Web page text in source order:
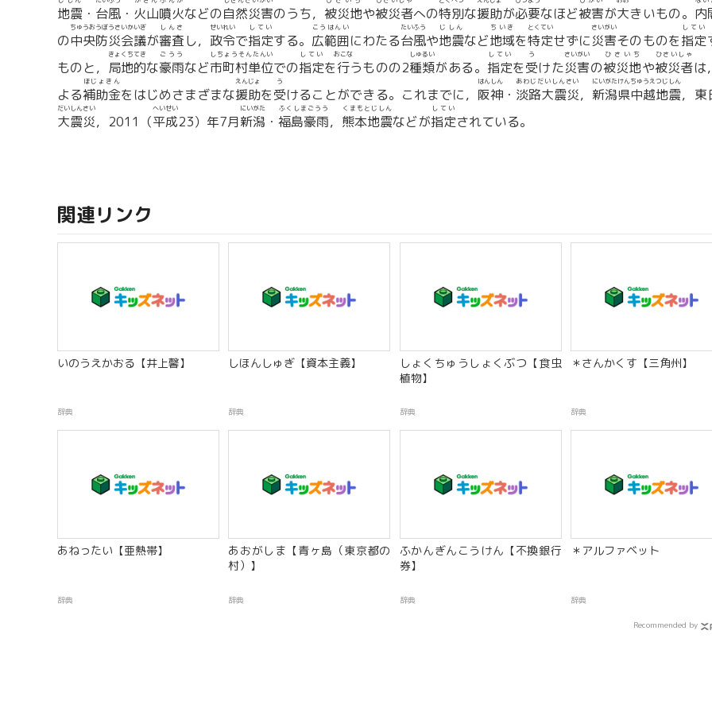
地震 ・ 台風 ・ 火山噴火などの自然災害のうち， 被災地や被災者への特別な援助が必要なほど被害が大きいもの。 内
の中央防災会議
ちゅうおうぼうさいかいぎ
が審査
しんさ
し， 政令
せいれい
で指定
してい
する。 広範囲
こうはんい
にわたる台風
たいふう
や地震
じしん
など地域
ちいき
を特定
とくてい
せずに災害
さいがい
そのものを指定
してい
ものと， 局地的
きょくちてき
な豪雨
ごうう
など市町村単位
しちょうそんたんい
での指定
してい
を行
おこな
うものの2種類
しゅるい
がある。 指定
してい
を受
う
けた災害
さいがい
の被災地
ひさいち
や被災者
ひさいしゃ
は
よる補助金
ほじょきん
をはじめさまざまな援助
えんじょ
を受
う
けることができる。これまでに， 阪神
はんしん
・ 淡路大震災
あわじだいしんさい
， 新潟県中越地震
にいがたけんちゅうえつじしん
，東
大震災
だいしんさい
，2011（平成
へいせい
23）年7月新潟
にいがた
・ 福島豪雨
ふくしまごうう
， 熊本地震
くまもとじしん
などが指定
してい
されている。
関連リンク
いのうえかおる【井上馨】
辞典
しほんしゅぎ【資本主義】
辞典
しょくちゅうしょくぶつ【食虫
植物】
辞典
＊さんかくす【三角州】
辞典
あねったい【亜熱帯】
辞典
あおがしま【青ヶ島（東京都の
村）】
辞典
ふかんぎんこうけん【不換銀行
券】
辞典
＊アルファベット
辞典
Recommended by